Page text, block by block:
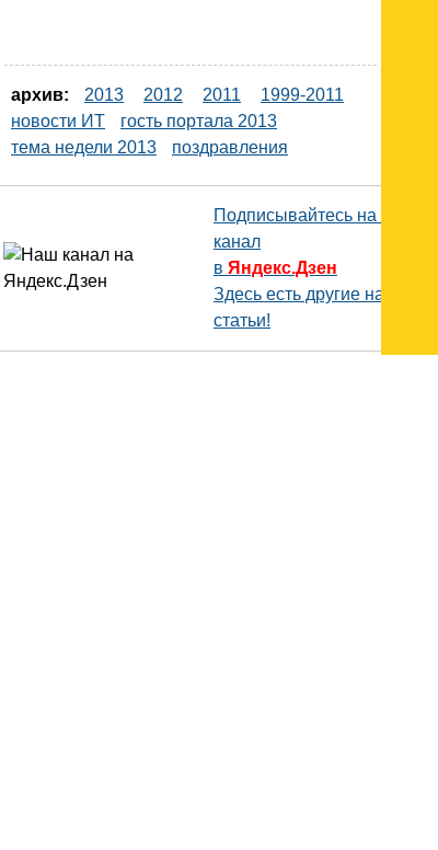
архив: 2013 2012 2011
1999-2011
новости ИТ
гость портала 2013
тема недели 2013
поздравления
Подписывайтесь на наш
канал
в Яндекс.Дзен
Здесь есть другие наши
статьи!